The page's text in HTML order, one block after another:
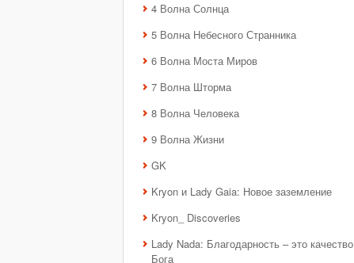
4 Волна Солнца
5 Волна Небесного Странника
6 Волна Моста Миров
7 Волна Шторма
8 Волна Человека
9 Волна Жизни
GK
Kryon и Lady Gaia: Новое заземление
Kryon_ Discoveries
Lady Nada: Благодарность – это качество
Бога